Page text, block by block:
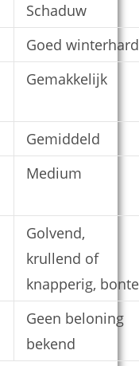
Schaduw
Goed winterhard
Gemakkelijk
Gemiddeld
Medium
Golvend,
krullend of
knapperig, bonte
Geen beloning
bekend